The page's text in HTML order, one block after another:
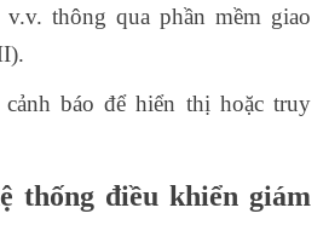
thông qua phần mềm giao
báo để hiển thị hoặc truy
thống điều khiển giám